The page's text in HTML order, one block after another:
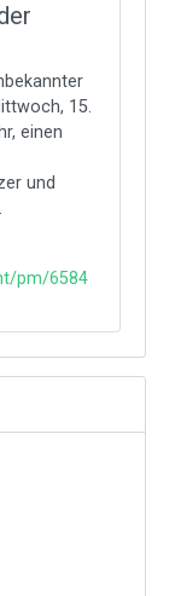
15.
einen
und
pm/6584